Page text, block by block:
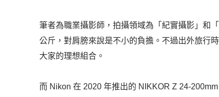
筆者為職業攝影師，拍攝領域為「紀實攝影」和
公斤，對肩膀來說是不小的負擔。不過出外旅行
大家的理想組合。
而 Nikon 在 2020 年推出的 NIKKOR Z 24-